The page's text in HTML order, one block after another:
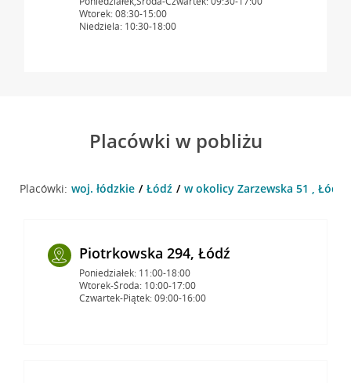
Wtorek: 08:30-15:00
Niedziela: 10:30-18:00
Placówki w pobliżu
Placówki: woj. łódzkie Łódź w okolicy Zarzewska 51 , Łódź
Piotrkowska 294, Łódź
Poniedziałek: 11:00-18:00
Wtorek-Środa: 10:00-17:00
Czwartek-Piątek: 09:00-16:00